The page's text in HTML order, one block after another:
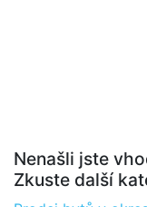
Nenašli jste
Zkuste další